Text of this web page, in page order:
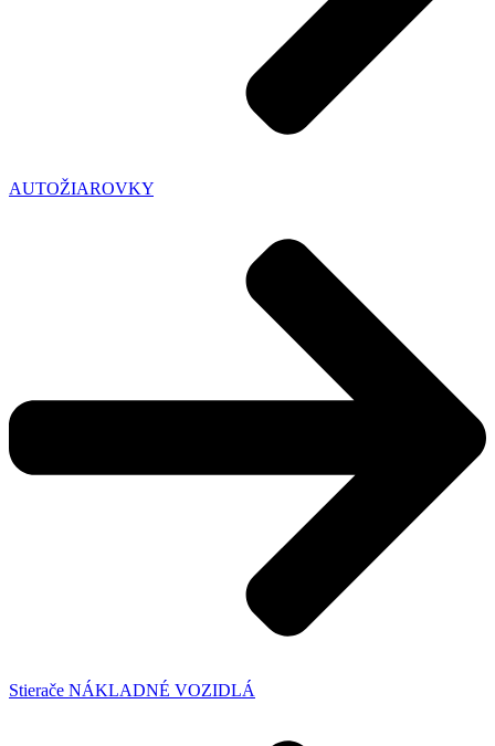
AUTOŽIAROVKY
Stierače NÁKLADNÉ VOZIDLÁ